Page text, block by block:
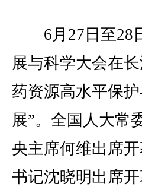
6月27日至28
展与科学大会在
药资源高水平保
展”。全国人大常
央主席何维出席
书记沈晓明出席开